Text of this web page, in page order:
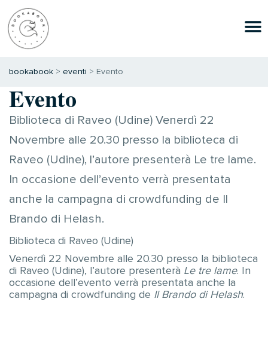
bookabook > eventi > Evento
Evento
Biblioteca di Raveo (Udine) Venerdì 22
Novembre alle 20.30 presso la biblioteca di
Raveo (Udine), l’autore presenterà Le tre lame.
In occasione dell’evento verrà presentata
anche la campagna di crowdfunding de Il
Brando di Helash.
Biblioteca di Raveo (Udine)
Venerdì 22 Novembre alle 20.30 presso la biblioteca
di Raveo (Udine), l’autore presenterà Le tre lame. In
occasione dell’evento verrà presentata anche la
campagna di crowdfunding de Il Brando di Helash.